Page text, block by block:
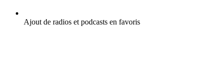
Ajout de radios et podcasts en favoris